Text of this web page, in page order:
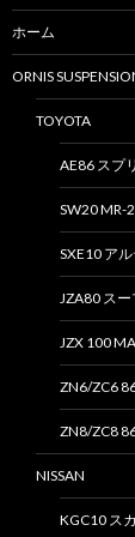
ホーム
ORNIS
TOYOTA
AE86 スプ
SW20 MR-2
SXE10 ア
JZA80 スー
JZX 100
ZN6/ZC6
ZN8/ZC8
NISSAN
KGC10 ス